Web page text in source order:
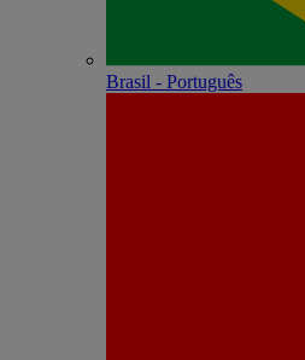
Brasil - Português